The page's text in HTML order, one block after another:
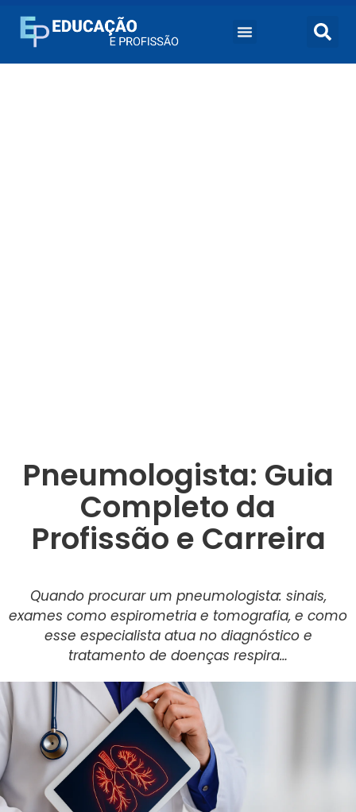
Pneumologista: Guia
Completo da
Profissão e Carreira
Quando procurar um pneumologista: sinais,
exames como espirometria e tomografia, e como
esse especialista atua no diagnóstico e
tratamento de doenças respira…